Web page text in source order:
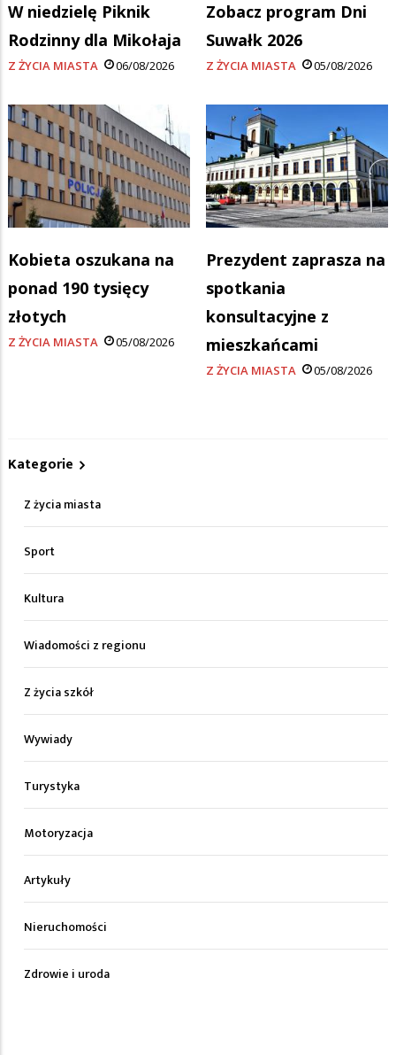
W niedzielę Piknik
Rodzinny dla Mikołaja
Z ŻYCIA MIASTA 06/08/2026
Zobacz program Dni
Suwałk 2026
Z ŻYCIA MIASTA 05/08/2026
Kobieta oszukana na
ponad 190 tysięcy
złotych
Z ŻYCIA MIASTA 05/08/2026
Prezydent zaprasza na
spotkania
konsultacyjne z
mieszkańcami
Z ŻYCIA MIASTA 05/08/2026
Kategorie
Z życia miasta
Sport
Kultura
Wiadomości z regionu
Z życia szkół
Wywiady
Turystyka
Motoryzacja
Artykuły
Nieruchomości
Zdrowie i uroda